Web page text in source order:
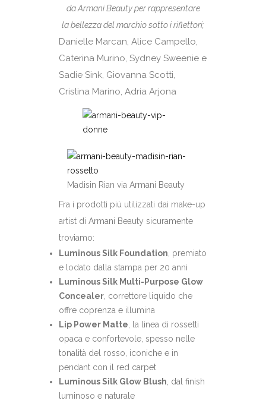
da Armani Beauty per rappresentare
la bellezza del marchio sotto i riflettori;
Danielle Marcan, Alice Campello,
Caterina Murino, Sydney Sweenie e
Sadie Sink, Giovanna Scotti,
Cristina Marino, Adria Arjona
Madisin Rian via Armani Beauty
Fra i prodotti più utilizzati dai make-up
artist di Armani Beauty sicuramente
troviamo:
Luminous Silk Foundation , premiato
e lodato dalla stampa per 20 anni
Luminous Silk Multi-Purpose Glow
Concealer , correttore liquido che
offre coprenza e illumina
Lip Power Matte , la linea di rossetti
opaca e confortevole, spesso nelle
tonalità del rosso, iconiche e in
pendant con il red carpet
Luminous Silk Glow Blush , dal finish
luminoso e naturale